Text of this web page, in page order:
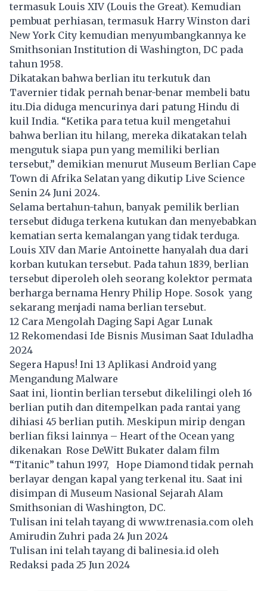
termasuk Louis XIV (Louis the Great). Kemudian
pembuat perhiasan, termasuk Harry Winston dari
New York City kemudian menyumbangkannya ke
Smithsonian Institution di Washington, DC pada
tahun 1958.
Dikatakan bahwa berlian itu terkutuk dan
Tavernier tidak pernah benar-benar membeli batu
itu.Dia diduga mencurinya dari patung Hindu di
kuil India. “Ketika para tetua kuil mengetahui
bahwa berlian itu hilang, mereka dikatakan telah
mengutuk siapa pun yang memiliki berlian
tersebut,” demikian menurut Museum Berlian Cape
Town di Afrika Selatan yang dikutip Live Science
Senin 24 Juni 2024.
Selama bertahun-tahun, banyak pemilik berlian
tersebut diduga terkena kutukan dan menyebabkan
kematian serta kemalangan yang tidak terduga.
Louis XIV dan Marie Antoinette hanyalah dua dari
korban kutukan tersebut. Pada tahun 1839, berlian
tersebut diperoleh oleh seorang kolektor permata
berharga bernama Henry Philip Hope. Sosok yang
sekarang menjadi nama berlian tersebut.
12 Cara Mengolah Daging Sapi Agar Lunak
12 Rekomendasi Ide Bisnis Musiman Saat Iduladha
2024
Segera Hapus! Ini 13 Aplikasi Android yang
Mengandung Malware
Saat ini, liontin berlian tersebut dikelilingi oleh 16
berlian putih dan ditempelkan pada rantai yang
dihiasi 45 berlian putih. Meskipun mirip dengan
berlian fiksi lainnya – Heart of the Ocean yang
dikenakan Rose DeWitt Bukater dalam film
“Titanic” tahun 1997, Hope Diamond tidak pernah
berlayar dengan kapal yang terkenal itu. Saat ini
disimpan di Museum Nasional Sejarah Alam
Smithsonian di Washington, DC.
Tulisan ini telah tayang di www.trenasia.com oleh
Amirudin Zuhri pada 24 Jun 2024
Tulisan ini telah tayang dibalinesia.id oleh
Redaksi pada 25 Jun 2024